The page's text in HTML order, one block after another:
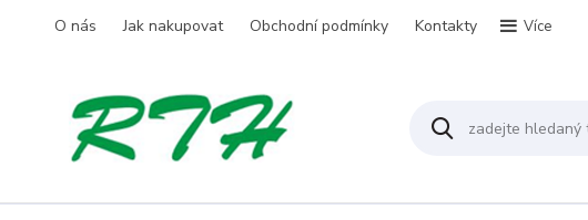
O nás Jak nakupovat Obchodní podmínky Kontakty Více